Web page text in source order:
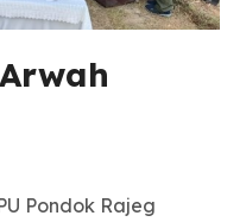
Pondok Rajeg